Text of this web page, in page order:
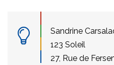
Sandrine
123 Soleil
27, Rue de